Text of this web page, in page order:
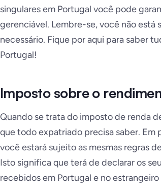
singulares em Portugal você pode
gerenciável. Lembre-se, você não está
necessário. Fique por aqui para saber
Portugal!
Imposto sobre o
Quando se trata do imposto de renda
que todo expatriado precisa saber. Em
você estará sujeito as mesmas regras
Isto significa que terá de declarar os
recebidos em Portugal e no